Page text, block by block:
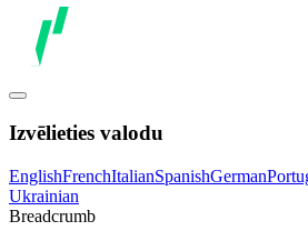
Izvēlieties valodu
EnglishFrenchItalianSpanishGerman
Ukrainian
Breadcrumb